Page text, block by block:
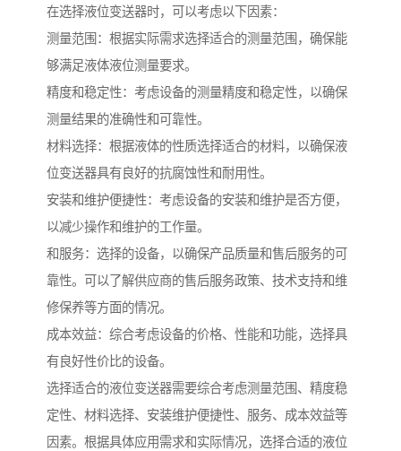
在选择液位变送器时，可以考虑以下因素：
测量范围：根据实际需求选择适合的测量范围，确保能
够满足液体液位测量要求。
精度和稳定性：考虑设备的测量精度和稳定性，以确保
测量结果的准确性和可靠性。
材料选择：根据液体的性质选择适合的材料，以确保液
位变送器具有良好的抗腐蚀性和耐用性。
安装和维护便捷性：考虑设备的安装和维护是否方便，
以减少操作和维护的工作量。
和服务：选择的设备，以确保产品质量和售后服务的可
靠性。可以了解供应商的售后服务政策、技术支持和维
修保养等方面的情况。
成本效益：综合考虑设备的价格、性能和功能，选择具
有良好性价比的设备。
选择适合的液位变送器需要综合考虑测量范围、精度稳
定性、材料选择、安装维护便捷性、服务、成本效益等
因素。根据具体应用需求和实际情况，选择合适的液位